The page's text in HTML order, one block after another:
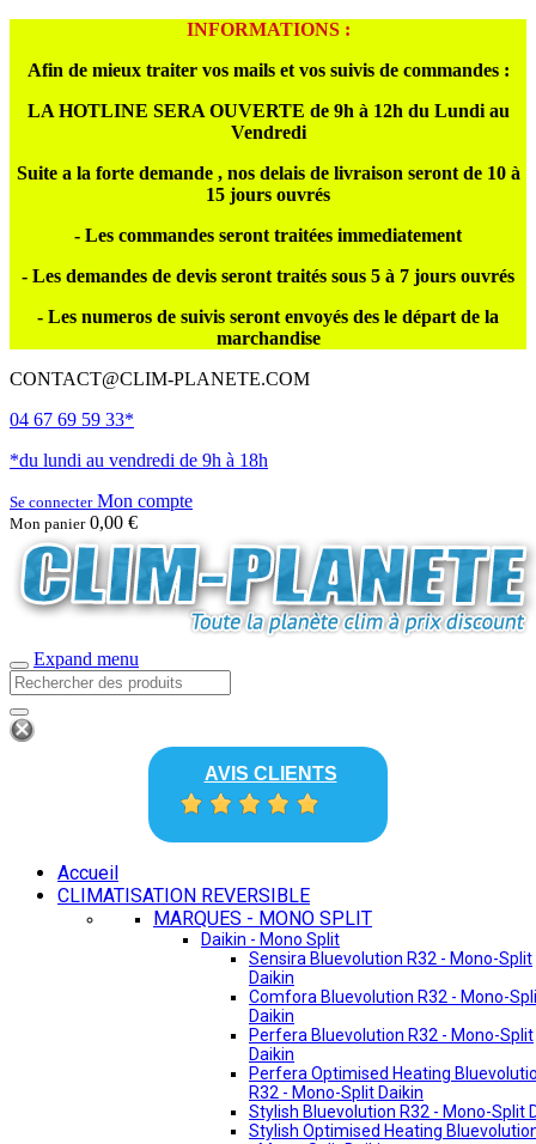
INFORMATIONS :
Afin de mieux traiter vos mails et vos suivis de commandes :
LA HOTLINE SERA OUVERTE de 9h à 12h du Lundi au
Vendredi
Suite a la forte demande , nos delais de livraison seront de 10 à
15 jours ouvrés
- Les commandes seront traitées immediatement
- Les demandes de devis seront traités sous 5 à 7 jours ouvrés
- Les numeros de suivis seront envoyés des le départ de la
marchandise
CONTACT@CLIM-PLANETE.COM
04 67 69 59 33*
*du lundi au vendredi de 9h à 18h
Se connecterMon compte
Mon panier 0,00 €
Expand menu
AVIS CLIENTS
Accueil
CLIMATISATION REVERSIBLE
MARQUES - MONO SPLIT
Daikin - Mono Split
Sensira Bluevolution R32 - Mono-Split
Daikin
Comfora Bluevolution R32 - Mono-
Daikin
Perfera Bluevolution R32 - Mono-Split
Daikin
Perfera Optimised Heating
R32 - Mono-Split Daikin
Stylish Bluevolution R32 - Mono-Split
Stylish Optimised Heating